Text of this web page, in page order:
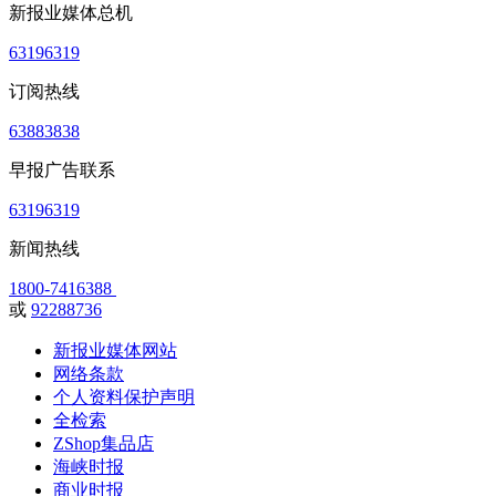
新报业媒体总机
63196319
订阅热线
63883838
早报广告联系
63196319
新闻热线
1800-7416388
或 92288736
新报业媒体网站
网络条款
个人资料保护声明
全检索
ZShop集品店
海峡时报
商业时报